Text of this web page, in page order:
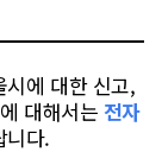
에 대한 신고,
대해서는 전자
니다.